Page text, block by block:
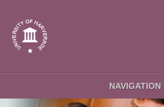
NAVIGATION